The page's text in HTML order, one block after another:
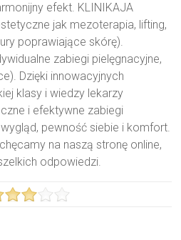
efekt. KLINIKAJA
jak mezoterapia, lifting,
poprawiające skórę).
zabiegi pielęgnacyjne,
Dzięki innowacyjnych
klasy i wiedzy lekarzy
i efektywne zabiegi
pewność siebie i komfort.
na naszą stronę online,
odpowiedzi.